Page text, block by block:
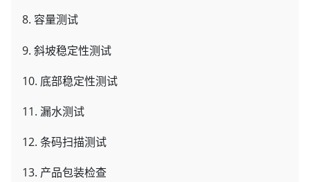
8. 容量测试
9. 斜坡稳定性测试
10. 底部稳定性测试
11. 漏水测试
12. 条码扫描测试
13. 产品包装检查